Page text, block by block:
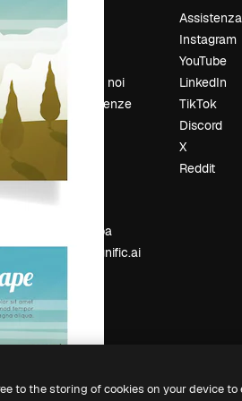
Prezzi
Recensioni
Lavora con noi
Cerca tendenze
Blog
Eventi
Sala stampa
Cerchi magnific.ai
Instagram
YouTube
LinkedIn
TikTok
Discord
X
Reddit
to the storing of cookies on your device